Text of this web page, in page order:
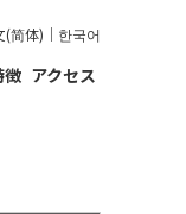
(简体) ｜ 한국어
徴 アクセス